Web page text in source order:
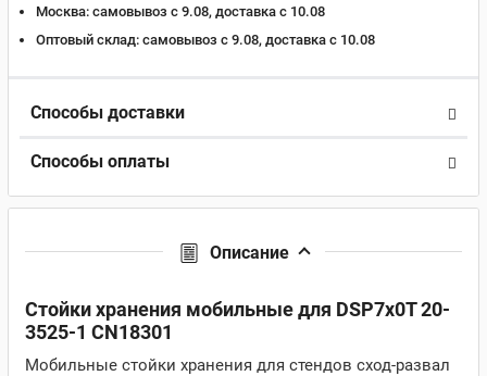
Москва: самовывоз с 9.08, доставка c 10.08
Оптовый склад: самовывоз с 9.08, доставка c 10.08
Способы доставки
Способы оплаты
Описание
Стойки хранения мобильные для DSP7x0T 20-
3525-1 CN18301
Мобильные стойки хранения для стендов сход-развал